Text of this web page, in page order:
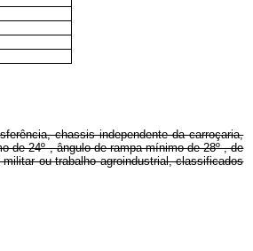
chassis independente da carroçaria,
de 24º , ângulo de rampa mínimo de 28º , de
ou trabalho agroindustrial, classificados